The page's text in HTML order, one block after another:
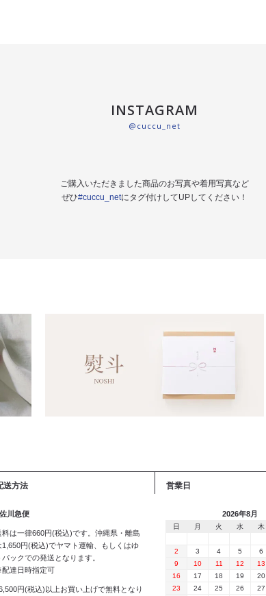
INSTAGRAM
@cuccu_net
ご購入いただきました商品のお写真や着用写真など
ぜひ#cuccu_netにタグ付けしてUPしてください！
送方法
川急便
料は一律660円(税込)です。沖縄県・離島
1,650円(税込)でヤマト運輸、もしくはゆ
パックでの発送となります。
達日時指定可
円(税込)以上お買い上げで無料となり
営業日
2026年8月
日 月 火 水 木
2
3 4 5 6
9
10 11 12 13
16
17 18 19 20
23
24 25 26 27